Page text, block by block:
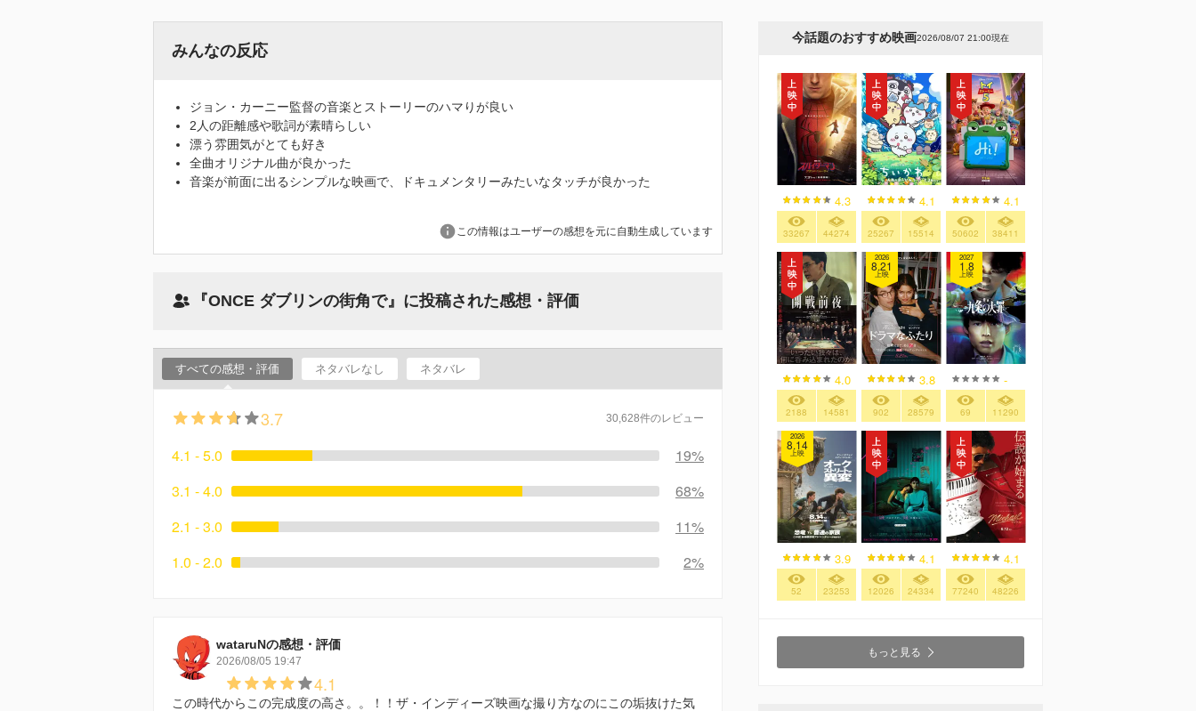
みんなの反応
ジョン・カーニー監督の音楽とストーリーのハマりが良い
2人の距離感や歌詞が素晴らしい
漂う雰囲気がとても好き
全曲オリジナル曲が良かった
音楽が前面に出るシンプルな映画で、ドキュメンタリーみたいなタッチが良かった
この情報はユーザーの感想を元に自動生成しています
『ONCE ダブリンの街角で』に投稿された感想・評価
すべての感想・評価 ネタバレなし ネタバレ
3.7 30,628件のレビュー
4.1 - 5.0
19%
3.1 - 4.0
68%
2.1 - 3.0
11%
1.0 - 2.0
2%
wataruNの感想・評価
2026/08/05 19:47
4.1
この時代からこの完成度の高さ。。！！ザ・インディーズ映画な撮り方なのにこの垢抜けた気
今話題のおすすめ映画2026/08/07 21:00現在
4.3
33267 44274
4.1
25267 15514
4.1
50602 38411
4.0
2188 14581
2026
8.21
上映
3.8
902 28579
2027
1.8
上映
-
69 11290
2026
8.14
上映
3.9
52 23253
4.1
12026 24334
4.1
77240 48226
もっと見る